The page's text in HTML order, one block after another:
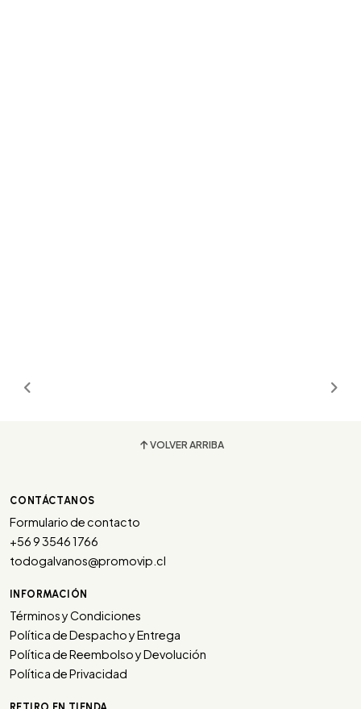
VOLVER ARRIBA
CONTÁCTANOS
Formulario de contacto
+56 9 3546 1766
todogalvanos@promovip.cl
INFORMACIÓN
Términos y Condiciones
Política de Despacho y Entrega
Política de Reembolso y Devolución
Política de Privacidad